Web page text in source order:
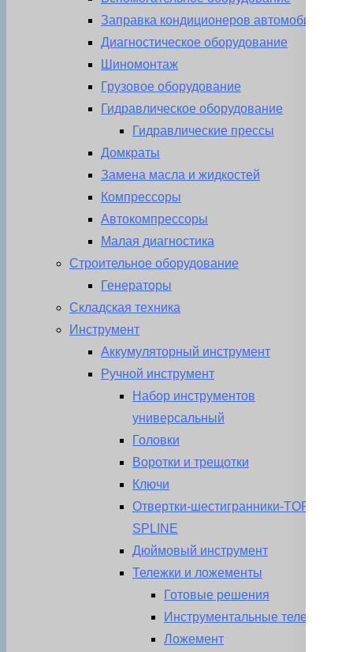
Заправка кондиционеров автомобиля
Диагностическое оборудование
Шиномонтаж
Грузовое оборудование
Гидравлическое оборудование
Гидравлические прессы
Домкраты
Замена масла и жидкостей
Компрессоры
Автокомпрессоры
Малая диагностика
Строительное оборудование
Генераторы
Складская техника
Инструмент
Аккумуляторный инструмент
Ручной инструмент
Набор инструментов
универсальный
Головки
Воротки и трещотки
Ключи
Отвертки-шестигранники-TORX-
SPLINE
Дюймовый инструмент
Тележки и ложементы
Готовые решения
Инструментальные тележки
Ложемент